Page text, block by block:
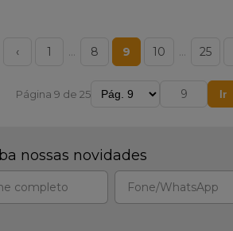
‹ 1 … 8 9 10 … 25
Página 9 de 25 Ir
nossas novidades